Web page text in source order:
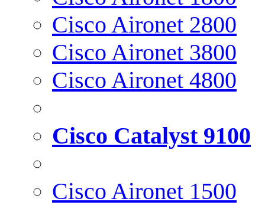
Cisco Aironet 2800
Cisco Aironet 3800
Cisco Aironet 4800
Cisco Catalyst 9100
Cisco Aironet 1500